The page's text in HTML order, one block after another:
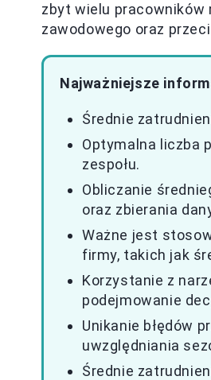
zbyt wielu pracowników
zawodowego oraz
Najważniejsze
Średnie
Optymalna liczba
zespołu.
Obliczanie
oraz zbierania
Ważne jest
firmy, takich jak
Korzystanie z
podejmowanie
Unikanie błędów
uwzględniania
Średnie